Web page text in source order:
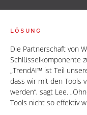
LÖSUNG
Die Partnerschaft von
Schlüsselkomponente
„TrendAI™ ist Teil
dass wir mit den Tools
werden“, sagt Lee.
Tools nicht so effektiv